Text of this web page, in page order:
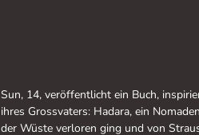
Sun, 14, veröffentlicht ein Buch,
ihres Grossvaters: Hadara, ein
der Wüste verloren ging und von